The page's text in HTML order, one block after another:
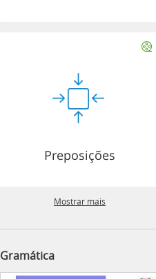
Preposições
Mostrar mais
Gramática